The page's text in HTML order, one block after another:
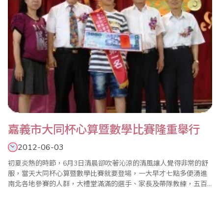
嘉義市大同杯心算暨數學比賽隆重舉行
2012-06-03
初夏炎熱的時節，6月3日清晨卻吹著沁涼的清風讓人覺得非常的舒
服，當天大同杯心算暨數學比賽就要登場，一大早才七點多便湧進
南北各地參賽的人群，大禮堂滿滿的選手、家長及帶隊教練，五百